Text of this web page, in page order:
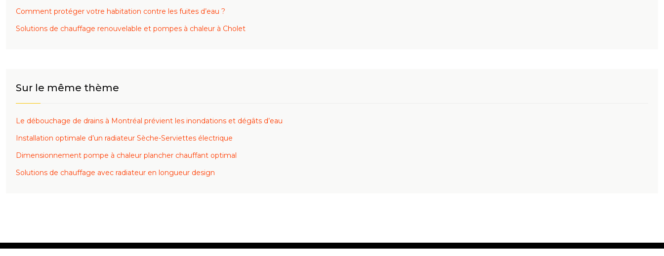
Comment protéger votre habitation contre les fuites d’eau ?
Solutions de chauffage renouvelable et pompes à chaleur à Cholet
Sur le même thème
Le débouchage de drains à Montréal prévient les inondations et dégâts d’eau
Installation optimale d’un radiateur Sèche-Serviettes électrique
Dimensionnement pompe à chaleur plancher chauffant optimal
Solutions de chauffage avec radiateur en longueur design